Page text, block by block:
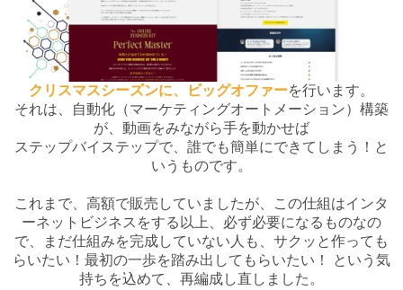
クリスマスシーズンに、ビッグオファーを行います。
それは、自動化（マーケティングオートメーション）構築
が、動画をみながら手を動かせば
ステップバイステップで、誰でも簡単にできてしまう！と
いうものです。
これまで、高額で販売していましたが、この仕組はインタ
ーネットビジネスをする以上、必ず必要になるものなの
で、まだ仕組みを完成していない人も、サクッと作っても
らいたい！最初の一歩を踏み出してもらいたい！ という気
持ちを込めて、再編成し直しました。